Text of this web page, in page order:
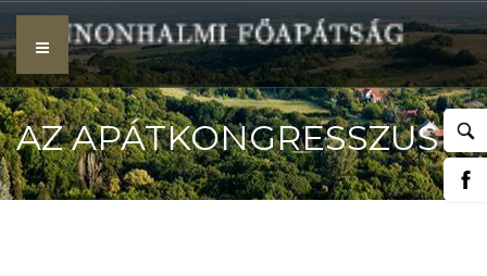
Skip
to
content
AZ APÁTKONGRESSZUS